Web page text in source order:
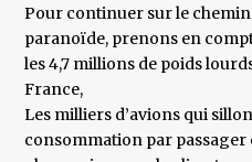
Pour continuer sur le
paranoïde, prenons en
les 4,7 millions de poids
France,
Les milliers d’avions qui
consommation par